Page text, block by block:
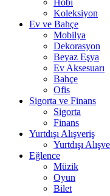
Hobi
Koleksiyon
Ev ve Bahçe
Mobilya
Dekorasyon
Beyaz Eşya
Ev Aksesuarı
Bahçe
Ofis
Sigorta ve Finans
Sigorta
Finans
Yurtdışı Alışveriş
Yurtdışı
Eğlence
Müzik
Oyun
Bilet